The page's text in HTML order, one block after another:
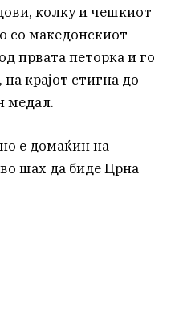
колку и чешкиот
со македонскиот
првата петорка и го
на крајот стигна до
медал.
е домаќин на
шах да биде Црна